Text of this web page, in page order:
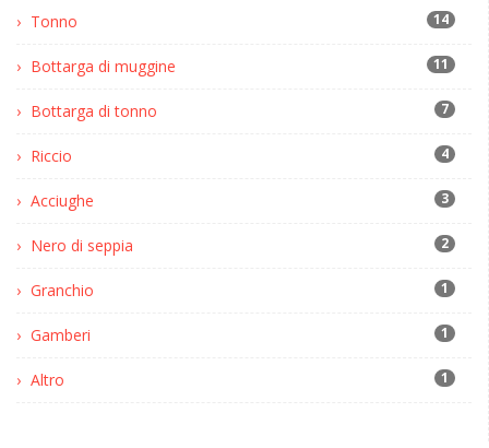
Tonno 14
Bottarga di muggine 11
Bottarga di tonno 7
Riccio 4
Acciughe 3
Nero di seppia 2
Granchio 1
Gamberi 1
Altro 1